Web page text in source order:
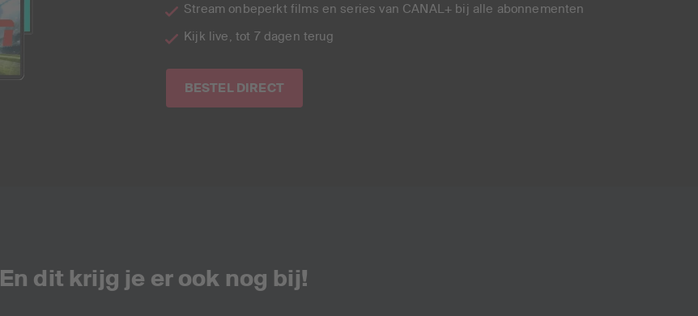
Stream onbeperkt films en series van CANAL+ bij alle abonnementen
Kijk live, tot 7 dagen terug
BESTEL DIRECT
En dit krijg je er ook nog bij!